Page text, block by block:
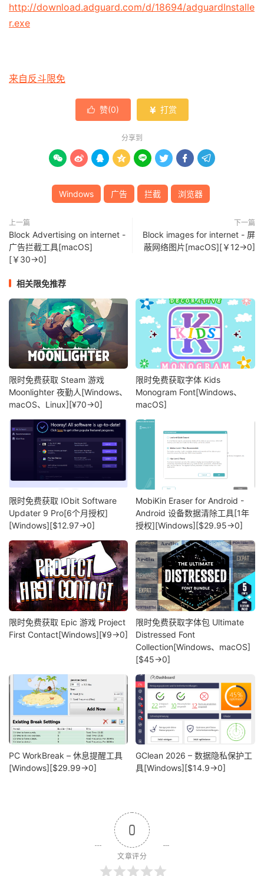
http://download.adguard.com/d/18694/adguardInstalle
r.exe
来自反斗限免
 赞(0)  打赏
分享到
       
Windows 广告 拦截 浏览器
上一篇
Block Advertising on internet -
广告拦截工具[macOS]
[￥30→0]
下一篇
Block images for internet - 屏
蔽网络图片[macOS][￥12→0]
相关限免推荐
限时免费获取 Steam 游戏
Moonlighter 夜勤人[Windows、
macOS、Linux][¥70→0]
限时免费获取字体 Kids
Monogram Font[Windows、
macOS]
限时免费获取 IObit Software
Updater 9 Pro[6个月授权]
[Windows][$12.97→0]
MobiKin Eraser for Android -
Android 设备数据清除工具[1年
授权][Windows][$29.95→0]
限时免费获取 Epic 游戏 Project
First Contact[Windows][¥9→0]
限时免费获取字体包 Ultimate
Distressed Font
Collection[Windows、macOS]
[$45→0]
PC WorkBreak – 休息提醒工具
[Windows][$29.99→0]
GClean 2026 – 数据隐私保护工
具[Windows][$14.9→0]
0
文章评分